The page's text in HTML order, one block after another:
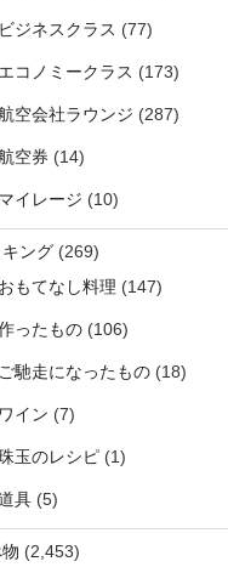
ビジネスクラス (77)
エコノミークラス (173)
空会社ラウンジ (287)
空券 (14)
マイレージ (10)
ング(269)
おもてなし料理 (147)
ったもの(106)
ご馳走になったもの(18)
ワイン (7)
玉のレシピ(1)
具(5)
(2,453)